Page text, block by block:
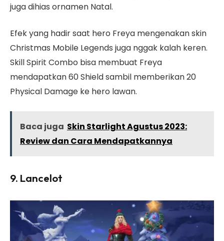
juga dihias ornamen Natal.
Efek yang hadir saat hero Freya mengenakan skin
Christmas Mobile Legends juga nggak kalah keren.
Skill Spirit Combo bisa membuat Freya
mendapatkan 60 Shield sambil memberikan 20
Physical Damage ke hero lawan.
Baca juga Skin Starlight Agustus 2023:
Review dan Cara Mendapatkannya
9. Lancelot